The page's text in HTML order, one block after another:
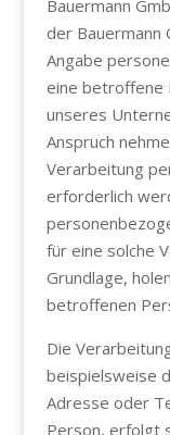
Bauermann
der Bauermann
Angabe
eine betroffene
unseres
Anspruch
Verarbeitung
erforderlich
für eine solche
Grundlage,
betroffenen
Die
beispielsweise
Adresse oder
Person, erfolgt